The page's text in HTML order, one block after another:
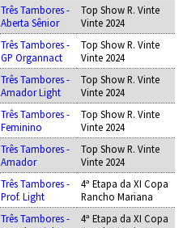
Três Tambores -
Aberta Sênior
Top Show R. Vinte
Vinte 2024
Três Tambores -
GP Organnact
Top Show R. Vinte
Vinte 2024
Três Tambores -
Amador Light
Top Show R. Vinte
Vinte 2024
Três Tambores -
Feminino
Top Show R. Vinte
Vinte 2024
Três Tambores -
Amador
Top Show R. Vinte
Vinte 2024
Três Tambores -
Prof. Light
4ª Etapa da XI Copa
Rancho Mariana
Três Tambores -
4ª Etapa da XI Copa